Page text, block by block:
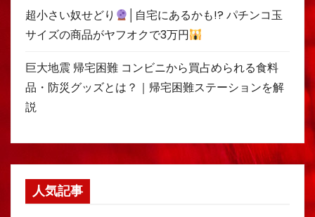
超小さい奴せどり
│自宅にあるかも!? パチンコ玉
サイズの商品がヤフオクで3万円
巨大地震 帰宅困難 コンビニから買占められる食料
品・防災グッズとは？｜帰宅困難ステーションを解
説
人気記事